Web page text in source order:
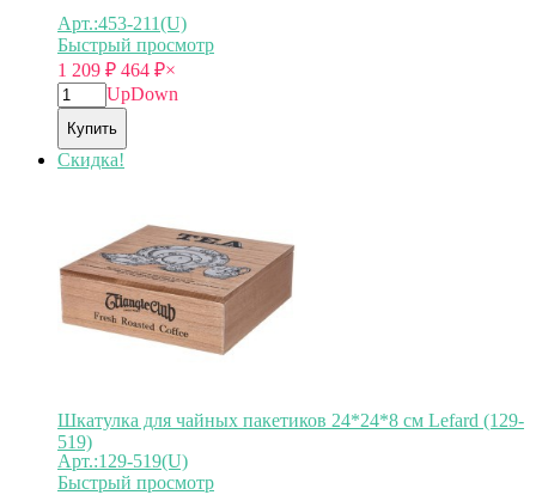
Арт.:453-211(U)
Быстрый просмотр
1 209 ₽ 464 ₽×
UpDown
Купить
Скидка!
Шкатулка для чайных пакетиков 24*24*8 см Lefard (129-
519)
Арт.:129-519(U)
Быстрый просмотр